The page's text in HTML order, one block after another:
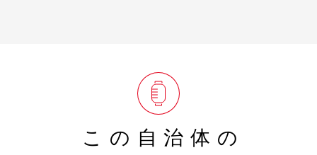
この自治体の